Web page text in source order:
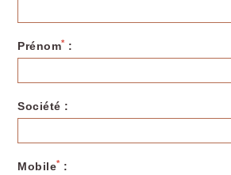
Prénom* :
Société :
Mobile* :